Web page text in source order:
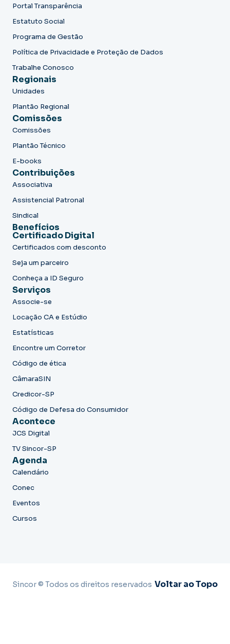
Portal Transparência
Estatuto Social
Programa de Gestão
Política de Privacidade e Proteção de Dados
Trabalhe Conosco
Regionais
Unidades
Plantão Regional
Comissões
Comissões
Plantão Técnico
E-books
Contribuições
Associativa
Assistencial Patronal
Sindical
Benefícios
Certificado Digital
Certificados com desconto
Seja um parceiro
Conheça a ID Seguro
Serviços
Associe-se
Locação CA e Estúdio
Estatísticas
Encontre um Corretor
Código de ética
CâmaraSIN
Credicor-SP
Código de Defesa do Consumidor
Acontece
JCS Digital
TV Sincor-SP
Agenda
Calendário
Conec
Eventos
Cursos
Sincor © Todos os direitos reservados Voltar ao Topo